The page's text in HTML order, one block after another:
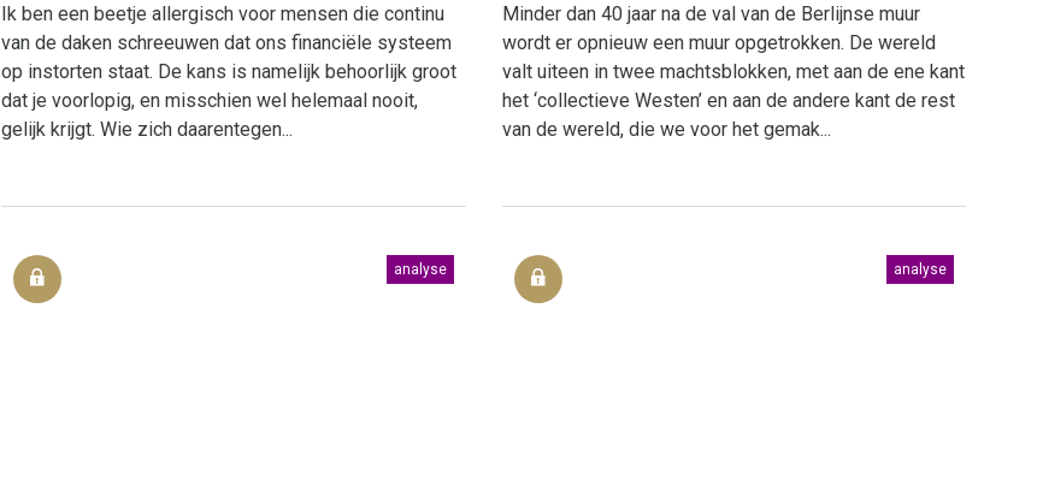
Ik ben een beetje allergisch voor mensen die continu
van de daken schreeuwen dat ons financiële systeem
op instorten staat. De kans is namelijk behoorlijk groot
dat je voorlopig, en misschien wel helemaal nooit,
gelijk krijgt. Wie zich daarentegen...
Minder dan 40 jaar na de val van de Berlijnse muur
wordt er opnieuw een muur opgetrokken. De wereld
valt uiteen in twee machtsblokken, met aan de ene kant
het ‘collectieve Westen’ en aan de andere kant de rest
van de wereld, die we voor het gemak...
analyse analyse